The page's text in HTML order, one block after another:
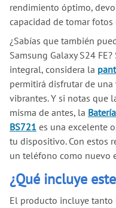
rendimiento óptimo,
capacidad de tomar fotos
¿Sabías que también
Samsung Galaxy S24
integral, considera la
permitirá disfrutar de
vibrantes. Y si notas que
misma de antes, la
BS721 es una excelente
tu dispositivo. Con estos
un teléfono como nuevo
¿Qué incluye
El producto incluye tanto